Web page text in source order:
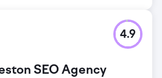
SEO Agency
4.9